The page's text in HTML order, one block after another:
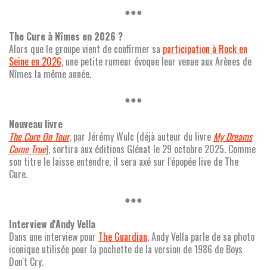
●●●
The Cure à Nîmes en 2026 ?
Alors que le groupe vient de confirmer sa participation à Rock en
Seine en 2026, une petite rumeur évoque leur venue aux Arènes de
Nîmes la même année.
●●●
Nouveau livre
The Cure On Tour, par Jérémy Wulc (déjà auteur du livre My Dreams
Come True), sortira aux éditions Glénat le 29 octobre 2025. Comme
son titre le laisse entendre, il sera axé sur l'épopée live de The
Cure.
●●●
Interview d'Andy Vella
Dans une interview pour The Guardian, Andy Vella parle de sa photo
iconique utilisée pour la pochette de la version de 1986 de Boys
Don't Cry.